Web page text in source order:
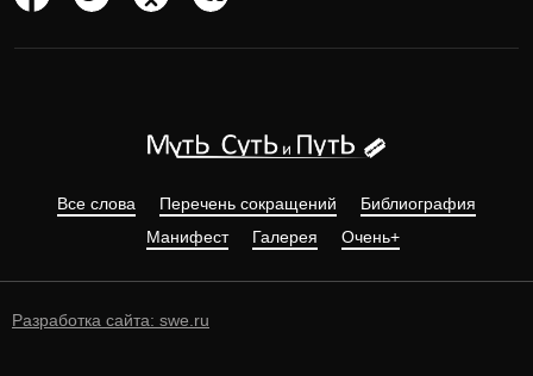
Все слова Перечень сокращений
Библиография
Манифест
Галерея Очень+
Разработка сайта: swe.ru